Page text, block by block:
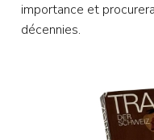
importance et
décennies.